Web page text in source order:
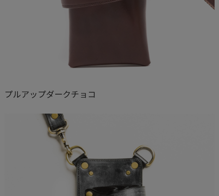
プルアップダークチョコ